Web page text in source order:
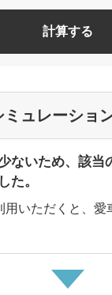
計算する
ミュレーショ
ないため、該当
た。
用いただくと、愛